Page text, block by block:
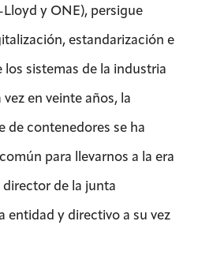
y ONE), persigue
estandarización e
sistemas de la industria
en veinte años, la
de contenedores se ha
para llevarnos a la era
de la junta
entidad y directivo a su vez